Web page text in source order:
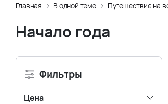
Главная В одной теме Путешествие на
Начало года
Фильтры
Цена